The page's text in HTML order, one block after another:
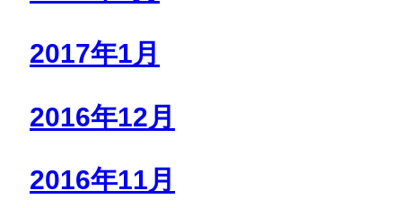
2017年1月
2016年12月
2016年11月